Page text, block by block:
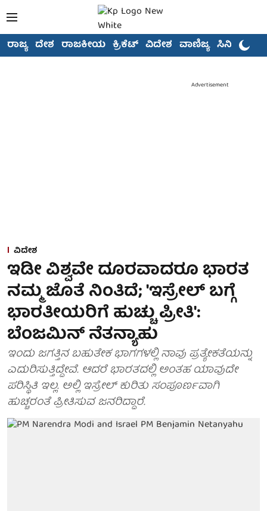
ರಾಜ್ಯ ದೇಶ ರಾಜಕೀಯ ಕ್ರಿಕೆಟ್ ವಿದೇಶ ವಾಣಿಜ್ಯ ಸಿನಿಮಾ
Advertisement
ವಿದೇಶ
ಇಡೀ ವಿಶ್ವವೇ ದೂರವಾದರೂ ಭಾರತ
ನಮ್ಮ ಜೊತೆ ನಿಂತಿದೆ; 'ಇಸ್ರೇಲ್‌ ಬಗ್ಗೆ
ಭಾರತೀಯರಿಗೆ ಹುಚ್ಚು ಪ್ರೀತಿ':
ಬೆಂಜಮಿನ್ ನೆತನ್ಯಾಹು
ಇಂದು ಜಗತ್ತಿನ ಬಹುತೇಕ ಭಾಗಗಳಲ್ಲಿ ನಾವು ಪ್ರತ್ಯೇಕತೆಯನ್ನು
ಎದುರಿಸುತ್ತಿದ್ದೇವೆ. ಆದರೆ ಭಾರತದಲ್ಲಿ ಅಂತಹ ಯಾವುದೇ
ಪರಿಸ್ಥಿತಿ ಇಲ್ಲ. ಅಲ್ಲಿ ಇಸ್ರೇಲ್ ಕುರಿತು ಸಂಪೂರ್ಣವಾಗಿ
ಹುಚ್ಚರಂತೆ ಪ್ರೀತಿಸುವ ಜನರಿದ್ದಾರೆ.